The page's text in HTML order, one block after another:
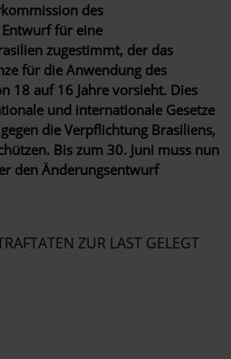
des
für eine
zugestimmt, der das
für die Anwendung des
18 auf 16 Jahre vorsieht. Dies
und internationale Gesetze
die Verpflichtung Brasiliens,
Bis zum 30. Juni muss nun
den Änderungsentwurf
ZUR LAST GELEGT